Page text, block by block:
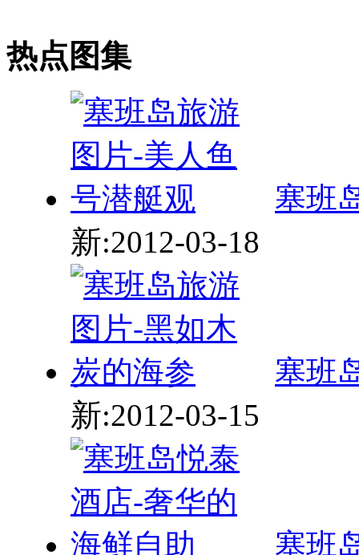
热点图集
塞班
新:2012-03-18
塞班
新:2012-03-15
塞班